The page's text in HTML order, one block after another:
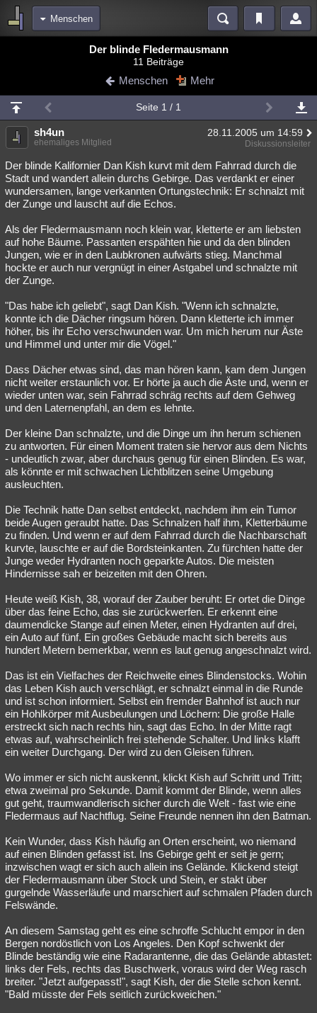
Menschen
Blogs
Chat Wiki Neuigkeiten
meine Rubriken
Menschen Mystery Kriminalfälle
Spiritualität Verschwörungen Technologie Ufologie
Natur Umfragen Unterhaltung
weitere Rubriken
Philosophie Träume Orte Esoterik Literatur
Astronomie Helpdesk Gruppen Gaming Filme
Übersichten
Besucht Teilgenommen Alle Neue Geschlossen
Der blinde Fledermausmann
11 Beiträge
Menschen Mehr
Seite 1 / 1
sh4un 28.11.2005 um 14:59
ehemaliges Mitglied Diskussionsleiter
Der blinde Kalifornier Dan Kish kurvt mit dem Fahrrad durch die
Stadt und wandert allein durchs Gebirge. Das verdankt er einer
wundersamen, lange verkannten Ortungstechnik: Er schnalzt mit
der Zunge und lauscht auf die Echos.
Als der Fledermausmann noch klein war, kletterte er am liebsten
auf hohe Bäume. Passanten erspähten hie und da den blinden
Jungen, wie er in den Laubkronen aufwärts stieg. Manchmal
hockte er auch nur vergnügt in einer Astgabel und schnalzte mit
der Zunge.
"Das habe ich geliebt", sagt Dan Kish. "Wenn ich schnalzte,
konnte ich die Dächer ringsum hören. Dann kletterte ich immer
höher, bis ihr Echo verschwunden war. Um mich herum nur Äste
und Himmel und unter mir die Vögel."
Dass Dächer etwas sind, das man hören kann, kam dem Jungen
nicht weiter erstaunlich vor. Er hörte ja auch die Äste und, wenn er
wieder unten war, sein Fahrrad schräg rechts auf dem Gehweg
und den Laternenpfahl, an dem es lehnte.
Der kleine Dan schnalzte, und die Dinge um ihn herum schienen
zu antworten. Für einen Moment traten sie hervor aus dem Nichts
- undeutlich zwar, aber durchaus genug für einen Blinden. Es war,
als könnte er mit schwachen Lichtblitzen seine Umgebung
ausleuchten.
Die Technik hatte Dan selbst entdeckt, nachdem ihm ein Tumor
beide Augen geraubt hatte. Das Schnalzen half ihm, Kletterbäume
zu finden. Und wenn er auf dem Fahrrad durch die Nachbarschaft
kurvte, lauschte er auf die Bordsteinkanten. Zu fürchten hatte der
Junge weder Hydranten noch geparkte Autos. Die meisten
Hindernisse sah er beizeiten mit den Ohren.
Heute weiß Kish, 38, worauf der Zauber beruht: Er ortet die Dinge
über das feine Echo, das sie zurückwerfen. Er erkennt eine
daumendicke Stange auf einen Meter, einen Hydranten auf drei,
ein Auto auf fünf. Ein großes Gebäude macht sich bereits aus
hundert Metern bemerkbar, wenn es laut genug angeschnalzt wird.
Das ist ein Vielfaches der Reichweite eines Blindenstocks. Wohin
das Leben Kish auch verschlägt, er schnalzt einmal in die Runde
und ist schon informiert. Selbst ein fremder Bahnhof ist auch nur
ein Hohlkörper mit Ausbeulungen und Löchern: Die große Halle
erstreckt sich nach rechts hin, sagt das Echo. In der Mitte ragt
etwas auf, wahrscheinlich frei stehende Schalter. Und links klafft
ein weiter Durchgang. Der wird zu den Gleisen führen.
Wo immer er sich nicht auskennt, klickt Kish auf Schritt und Tritt;
etwa zweimal pro Sekunde. Damit kommt der Blinde, wenn alles
gut geht, traumwandlerisch sicher durch die Welt - fast wie eine
Fledermaus auf Nachtflug. Seine Freunde nennen ihn den Batman.
Kein Wunder, dass Kish häufig an Orten erscheint, wo niemand
auf einen Blinden gefasst ist. Ins Gebirge geht er seit je gern;
inzwischen wagt er sich auch allein ins Gelände. Klickend steigt
der Fledermausmann über Stock und Stein, er stakt über
gurgelnde Wasserläufe und marschiert auf schmalen Pfaden durch
Felswände.
An diesem Samstag geht es eine schroffe Schlucht empor in den
Bergen nordöstlich von Los Angeles. Den Kopf schwenkt der
Blinde beständig wie eine Radarantenne, die das Gelände abtastet:
links der Fels, rechts das Buschwerk, voraus wird der Weg rasch
breiter. "Jetzt aufgepasst!", sagt Kish, der die Stelle schon kennt.
"Bald müsste der Fels seitlich zurückweichen."